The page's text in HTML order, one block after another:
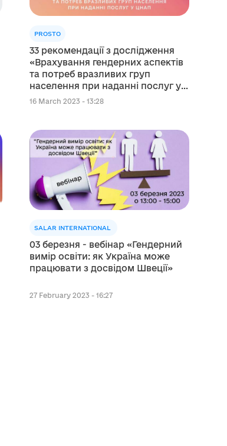
PROSTO
33 рекомендації з дослідження
«Врахування гендерних аспектів
та потреб вразливих груп
населення при наданні послуг у
ЦНАП»
16 March 2023 - 13:28
SALAR INTERNATIONAL
03 березня - вебінар «Гендерний
вимір освіти: як Україна може
працювати з досвідом Швеції»
27 February 2023 - 16:27